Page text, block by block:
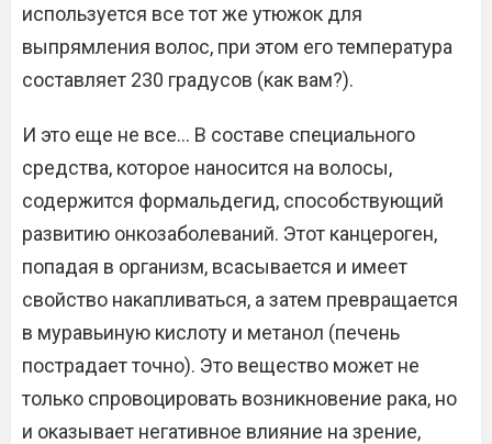
используется все тот же утюжок для
выпрямления волос, при этом его температура
составляет 230 градусов (как вам?).
И это еще не все… В составе специального
средства, которое наносится на волосы,
содержится формальдегид, способствующий
развитию онкозаболеваний. Этот канцероген,
попадая в организм, всасывается и имеет
свойство накапливаться, а затем превращается
в муравьиную кислоту и метанол (печень
пострадает точно). Это вещество может не
только спровоцировать возникновение рака, но
и оказывает негативное влияние на зрение,